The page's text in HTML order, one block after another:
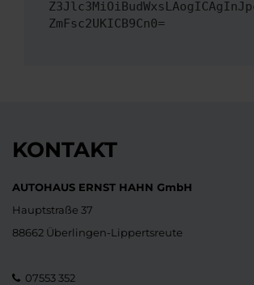
ZmFsc2UKICB9Cn0=
KONTAKT
AUTOHAUS ERNST HAHN GmbH
Hauptstraße 37
88662 Überlingen-Lippertsreute
07553 352